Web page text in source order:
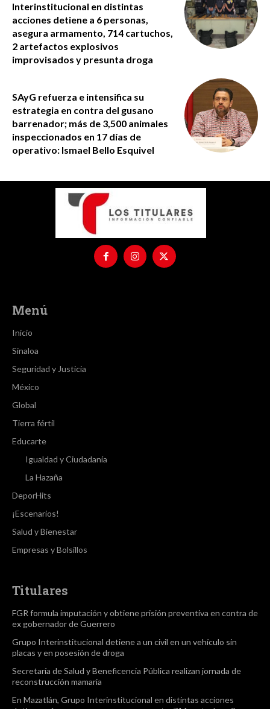
Interinstitucional en distintas
acciones detiene a 6 personas,
asegura armamento, 714 cartuchos,
2 artefactos explosivos
improvisados y presunta droga
SAyG refuerza e intensifica su
estrategia en contra del gusano
barrenador; más de 3,500 animales
inspeccionados en 17 días de
operativo: Ismael Bello Esquivel
Menú
Inicio
Sinaloa
Seguridad y Justicia
México
Global
Tierra fértil
Educarte
Igualdad y Ciudadanía
La Hazaña
DeporHits
¡Escenarios!
Salud y Bienestar
Empresas y Bolsillos
Titulares
FGR formula imputación y obtiene prisión preventiva en contra de
ex gobernador de Guerrero
Grupo Interinstitucional detiene a un civil en un vehículo sin
placas y en posesión de droga
Secretaría de Salud y Beneficencia Pública realizan jornada de
reconstrucción mamaria
En Mazatlán, Grupo Interinstitucional en distintas acciones